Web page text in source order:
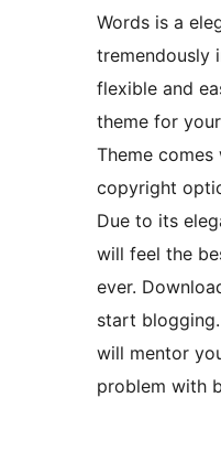
Words is a
tremendously
flexible and
theme for
Theme
copyright
Due to its
will feel the
ever.
start
will mentor
problem with